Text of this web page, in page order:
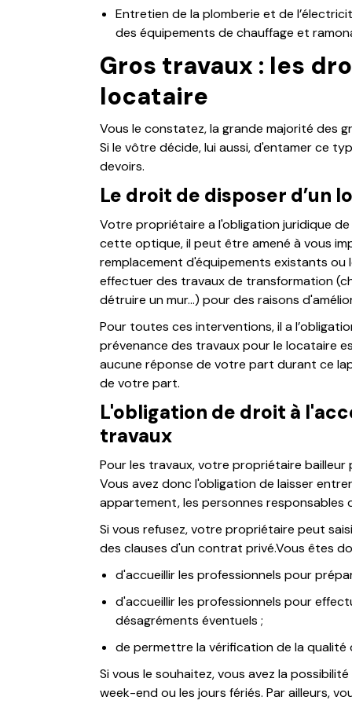
Entretien de la plomberie et de
des équipements de chauffage et
Gros travaux : les
locataire
Vous le constatez, la grande majorité des
Si le vôtre décide, lui aussi, d'entamer ce
devoirs.
Le droit de disposer d’un
Votre propriétaire a l'obligation juridique
cette optique, il peut être amené à vous
remplacement d'équipements existants ou
effectuer des travaux de transformation
détruire un mur...) pour des raisons
Pour toutes ces interventions, il a
prévenance des travaux pour le locataire
aucune réponse de votre part durant ce
de votre part.
L'obligation de droit à
travaux
Pour les travaux, votre propriétaire
Vous avez donc l'obligation de laisser
appartement, les personnes responsables
Si vous refusez, votre propriétaire peut
des clauses d'un contrat privé.Vous êtes
d'accueillir les professionnels pour
d'accueillir les professionnels pour
désagréments éventuels ;
de permettre la vérification de la
Si vous le souhaitez, vous avez la
week-end ou les jours fériés. Par ailleurs,